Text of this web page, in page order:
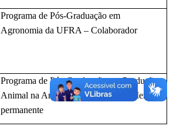
Programa de Pós-Graduação em
Agronomia da UFRA – Colaborador
Programa de Pós-Graduação em Produção
Animal na Amazônia (PPGPAA) / Membro
permanente